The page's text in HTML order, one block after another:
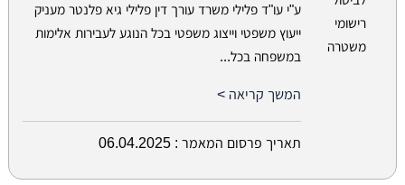
ע"י עו"ד פלילי משרד עורך דין פלילי גיא פלנטר מעניק
ייעוץ משפטי וייצוג משפטי בכל הנוגע לעבירות אלימות
במשפחה בכל...
המשך קריאה >
תאריך פרסום המאמר : 06.04.2025